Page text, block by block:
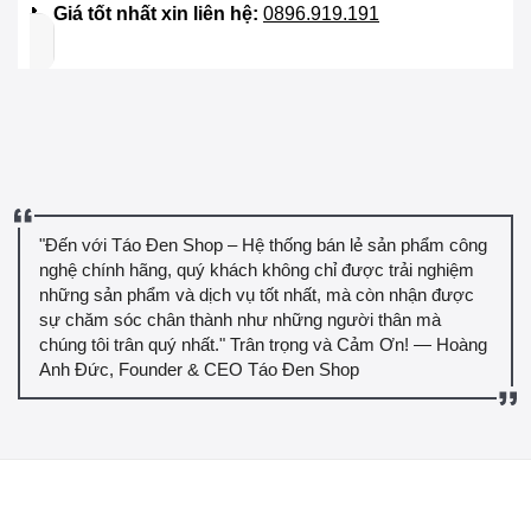
📞 Giá tốt nhất xin liên hệ: 0896.919.191
"Đến với Táo Đen Shop – Hệ thống bán lẻ sản phẩm công
nghệ chính hãng, quý khách không chỉ được trải nghiệm
những sản phẩm và dịch vụ tốt nhất, mà còn nhận được
sự chăm sóc chân thành như những người thân mà
chúng tôi trân quý nhất." Trân trọng và Cảm Ơn! — Hoàng
Anh Đức, Founder & CEO Táo Đen Shop